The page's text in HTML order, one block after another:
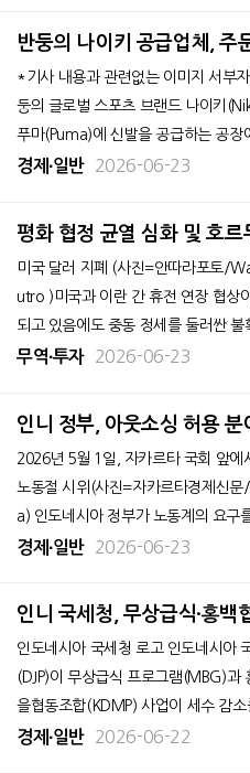
트에 따르면, 마루아라르 시라잇 공공
로그램 수요가 예상보다 크게 늘어
반둥의 나이키 공급업체, 주
휴직
*기사 내용과 관련없는 이미지 서부
둥의 글로벌 스포츠 브랜드 나이키
푸마(Puma)에 신발을 공급하는 공장
산 주문 감소로 약 4천명의 근로자가
고 있다고 자카르타글로브가 22일 전
로자복지 특별보좌관인 사이드 이크
경제∙일반 2026-06-23
평화 협정 균열 심화 및 호
러 강세
미국 달러 지폐 (사진=안따라포토/
utro )미국과 이란 간 휴전 연장 협상
되고 있음에도 중동 정세를 둘러싼 불
이 커지면서 22일 달러화가 강세를 나
트럼프 미국 대통령이 중동 전쟁 재개
을 경고한 데 이어 이란이 호르무즈 해
쇄를 발표하면서
무역∙투자 2026-06-23
인니 정부, 아웃소싱 허용
2026년 5월 1일, 자카르타 국회 앞에
노동절 시위(사진=자카르타경제신
a) 인도네시아 정부가 노동계의 요구
해 최근 시행한 아웃소싱(외주 고용)
누르 인력부 차관은 현재 기업이 아웃
4개로 축소하는 방향으로 노
경제∙일반 2026-06-23
인니 국세청, 무상급식·홍백
우려”
인도네시아 국세청 로고 인도네시아
(DJP)이 무상급식 프로그램(MBG)과
을협동조합(KDMP) 사업이 세수 감소
할 수 있다는 우려를 나타냈다. 국가영
경제∙일반 2026-06-22